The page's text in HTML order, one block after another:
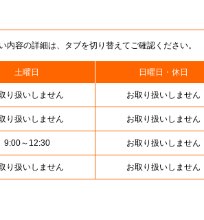
容の詳細は、タブを切り替えてご確認ください。
土曜日 日曜日・休日
り扱いしません お取り扱いしません
り扱いしません お取り扱いしません
9:00～12:30 お取り扱いしません
り扱いしません お取り扱いしません